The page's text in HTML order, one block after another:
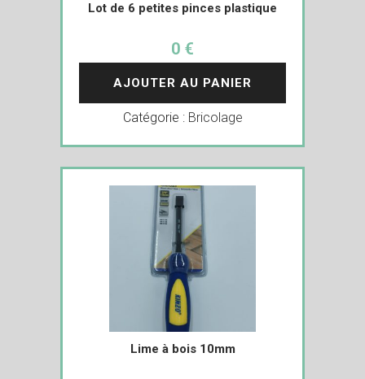
Lot de 6 petites pinces plastique
0 €
AJOUTER AU PANIER
Catégorie : Bricolage
Lime à bois 10mm